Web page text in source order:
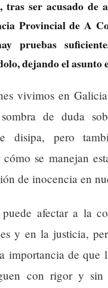
tras ser acusado de
Provincial de A
pruebas
dejando el asunto
vivimos en
de duda
disipa, pero
cómo se manejan
de inocencia en
afectar a la
y en la justicia,
importancia de que
con rigor y